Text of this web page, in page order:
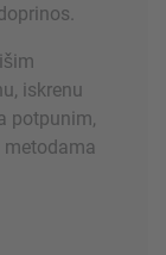
iskrenu
potpunim,